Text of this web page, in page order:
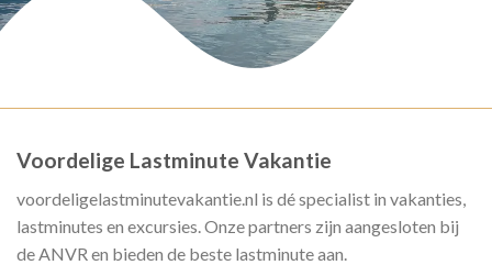
Voordelige Lastminute Vakantie
voordeligelastminutevakantie.nl is dé specialist in vakanties,
lastminutes en excursies. Onze partners zijn aangesloten bij
de ANVR en bieden de beste lastminute aan.